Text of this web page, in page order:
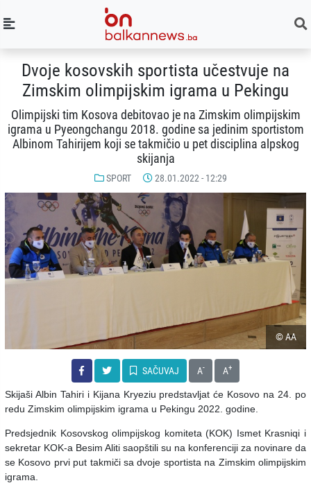
Dvoje kosovskih sportista učestvuje na
Zimskim olimpijskim igrama u Pekingu
Olimpijski tim Kosova debitovao je na Zimskim olimpijskim
igrama u Pyeongchangu 2018. godine sa jedinim sportistom
Albinom Tahirijem koji se takmičio u pet disciplina alpskog
skijanja
SPORT 28.01.2022 - 12:29
© AA
SAČUVAJ A- A+
Skijaši Albin Tahiri i Kijana Kryeziu predstavljat će Kosovo na 24. po
redu Zimskim olimpijskim igrama u Pekingu 2022. godine.
Predsjednik Kosovskog olimpijskog komiteta (KOK) Ismet Krasniqi i
sekretar KOK-a Besim Aliti saopštili su na konferenciji za novinare da
se Kosovo prvi put takmiči sa dvoje sportista na Zimskim olimpijskim
igrama.